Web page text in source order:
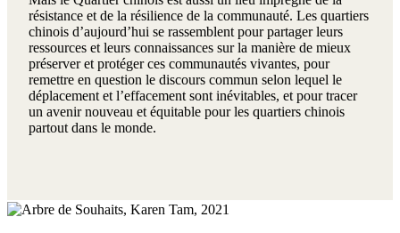
résistance et de la résilience de la communauté. Les quartiers
chinois d’aujourd’hui se rassemblent pour partager leurs
ressources et leurs connaissances sur la manière de mieux
préserver et protéger ces communautés vivantes, pour
remettre en question le discours commun selon lequel le
déplacement et l’effacement sont inévitables, et pour tracer
un avenir nouveau et équitable pour les quartiers chinois
partout dans le monde.